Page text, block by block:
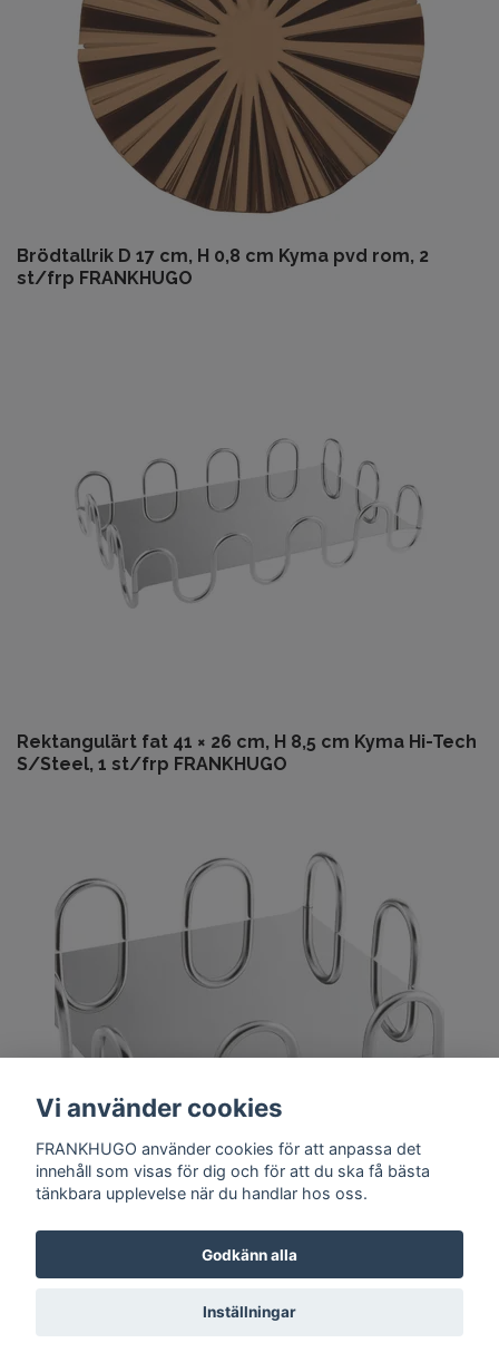
Brödtallrik D 17 cm, H 0,8 cm Kyma pvd rom, 2
st/frp FRANKHUGO
Rektangulärt fat 41 × 26 cm, H 8,5 cm Kyma Hi-Tech
S/Steel, 1 st/frp FRANKHUGO
Fyrkantigt fat 26 × 26 cm, H 8,5 cm Kyma Hi-Tech
S/Steel, 1 st/frp FRANKHUGO
Vi använder cookies
FRANKHUGO använder cookies för att anpassa det
innehåll som visas för dig och för att du ska få bästa
tänkbara upplevelse när du handlar hos oss.
Godkänn alla
Inställningar